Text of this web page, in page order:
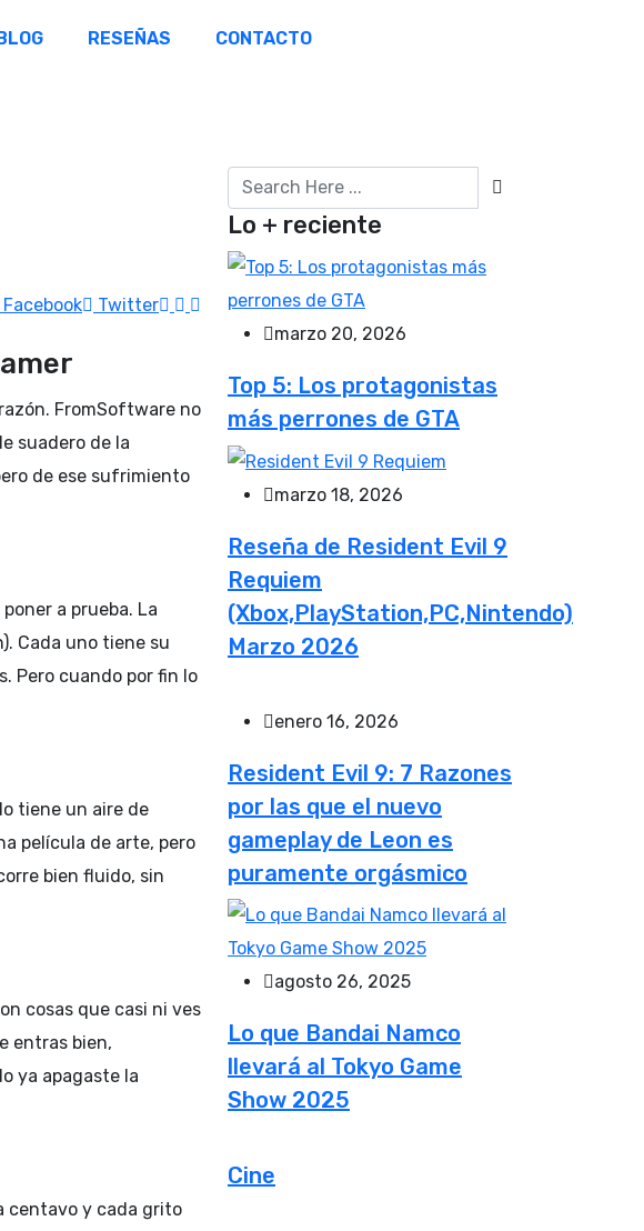
RESEÑAS CONTACTO
Facebook Twitter
FromSoftware no
suadero de la
de ese sufrimiento
a prueba. La
Cada uno tiene su
Pero cuando por fin lo
tiene un aire de
película de arte, pero
bien fluido, sin
cosas que casi ni ves
entras bien,
ya apagaste la
centavo y cada grito
Lo + reciente
marzo 20, 2026
Top 5: Los protagonistas
más perrones de GTA
marzo 18, 2026
Reseña de Resident Evil 9
Requiem
(Xbox,PlayStation,PC,Nintendo)
Marzo 2026
enero 16, 2026
Resident Evil 9: 7 Razones
por las que el nuevo
gameplay de Leon es
puramente orgásmico
agosto 26, 2025
Lo que Bandai Namco
llevará al Tokyo Game
Show 2025
Cine